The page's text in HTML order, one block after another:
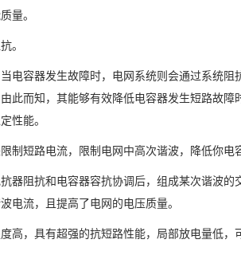
量。
。
容器发生故障时，电网系统则会通过系统阻
此而知，其能够有效降低电容器发生短路故
性能。
短路电流，限制电网中高次谐波，降低你电
阻抗和电容器容抗协调后，组成某次谐波的
电流，且提高了电网的电压质量。
，具有超强的抗短路性能，局部放电量低，